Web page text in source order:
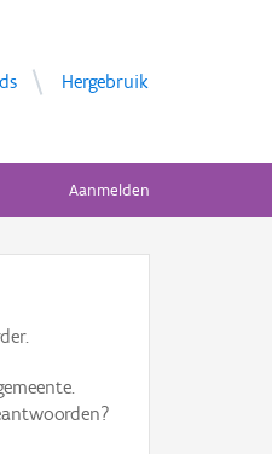
Hergebruik
Aanmelden